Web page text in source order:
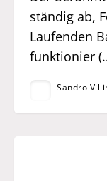
ständig ab,
Laufenden
funktionier
Sandro